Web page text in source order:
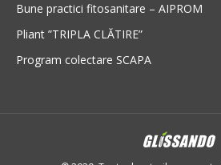
Bune practici fitosanitare – AIPROM
Pliant ”TRIPLA CLĂTIRE”
Program colectare SCAPA